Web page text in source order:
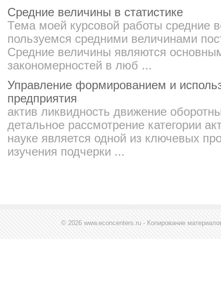
Средние величины в статистике
Тема моей курсовой работы средние
пользуемся средними величинами
Средние величины являются
закономерностей в люб ...
Управление формированием и
предприятия
актив ликвидность движение
детальное рассмотрение категории
науке является одной из ключевых
изучения подчерки ...
© 2026 www.econcenters.ru - Копирование